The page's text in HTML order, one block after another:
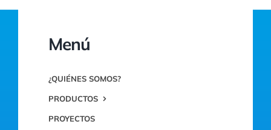
Menú
¿QUIÉNES SOMOS?
PRODUCTOS
PROYECTOS